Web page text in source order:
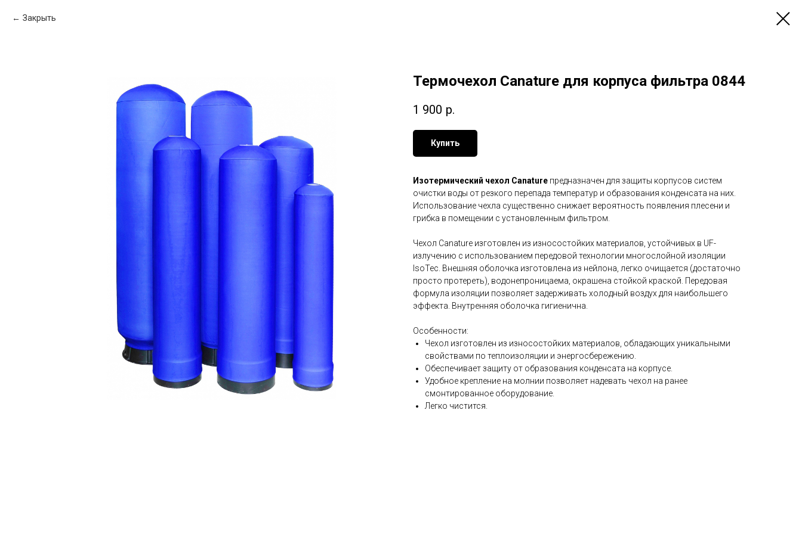
Закрыть
Термочехол Canature для корпуса фильтра 0844
1 900 р.
Купить
Изотермический чехол Canature предназначен для защиты корпусов систем
очистки воды от резкого перепада температур и образования конденсата на них.
Использование чехла существенно снижает вероятность появления плесени и
грибка в помещении с установленным фильтром.
Чехол Canature изготовлен из износостойких материалов, устойчивых в UF-
излучению с использованием передовой технологии многослойной изоляции
IsoTec. Внешняя оболочка изготовлена из нейлона, легко очищается (достаточно
просто протереть), водонепроницаема, окрашена стойкой краской. Передовая
формула изоляции позволяет задерживать холодный воздух для наибольшего
эффекта. Внутренняя оболочка гигиенична.
Особенности:
Чехол изготовлен из износостойких материалов, обладающих уникальными
свойствами по теплоизоляции и энергосбережению.
Обеспечивает защиту от образования конденсата на корпусе.
Удобное крепление на молнии позволяет надевать чехол на ранее
смонтированное оборудование.
Легко чистится.